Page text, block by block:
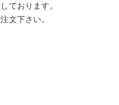
おります 。
下さい。